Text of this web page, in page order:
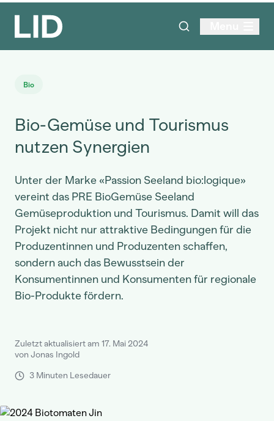
Bio
Bio-Gemüse und Tourismus
nutzen Synergien
Unter der Marke «Passion Seeland bio:logique»
vereint das PRE BioGemüse Seeland
Gemüseproduktion und Tourismus. Damit will das
Projekt nicht nur attraktive Bedingungen für die
Produzentinnen und Produzenten schaffen,
sondern auch das Bewusstsein der
Konsumentinnen und Konsumenten für regionale
Bio-Produkte fördern.
Zuletzt aktualisiert am 17. Mai 2024
von Jonas Ingold
3 Minuten Lesedauer